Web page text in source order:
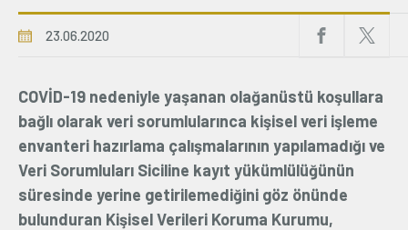
İş Birlikleri
E-İşlemler
Hakkımızda Galeri
23.06.2020
COVİD-19 nedeniyle yaşanan olağanüstü koşullara
bağlı olarak veri sorumlularınca kişisel veri işleme
envanteri hazırlama çalışmalarının yapılamadığı ve
Veri Sorumluları Siciline kayıt yükümlülüğünün
süresinde yerine getirilemediğini göz önünde
bulunduran Kişisel Verileri Koruma Kurumu,